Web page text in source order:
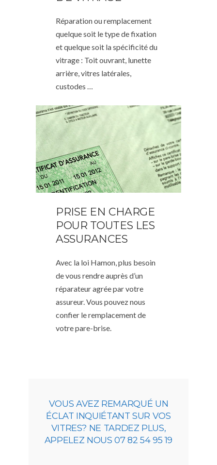
Réparation ou remplacement
quelque soit le type de fixation
et quelque soit la spécificité du
vitrage : Toit ouvrant, lunette
arrière, vitres latérales,
custodes …
PRISE EN CHARGE
POUR TOUTES LES
ASSURANCES
Avec la loi Hamon, plus besoin
de vous rendre auprès d’un
réparateur agrée par votre
assureur. Vous pouvez nous
confier le remplacement de
votre pare-brise.
VOUS AVEZ REMARQUÉ UN
ÉCLAT INQUIÉTANT SUR VOS
VITRES? NE TARDEZ PLUS,
APPELEZ NOUS 07 82 54 95 19